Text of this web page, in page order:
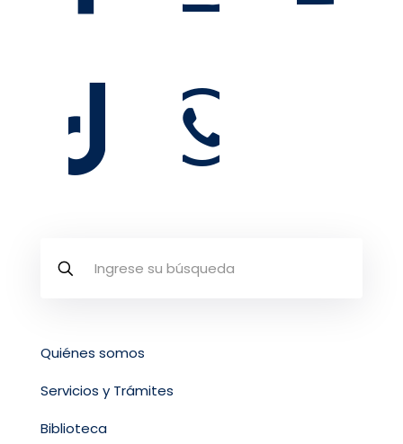
Quiénes somos
Servicios y Trámites
Biblioteca